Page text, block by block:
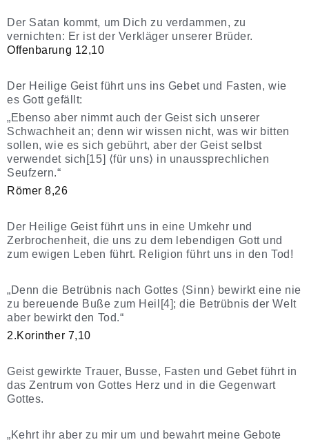
Der Satan kommt, um Dich zu verdammen, zu
vernichten: Er ist der Verkläger unserer Brüder.
Offenbarung 12,10
Der Heilige Geist führt uns ins Gebet und Fasten, wie
es Gott gefällt:
„Ebenso aber nimmt auch der Geist sich unserer
Schwachheit an; denn wir wissen nicht, was wir bitten
sollen, wie es sich gebührt, aber der Geist selbst
verwendet sich[15] ⟨für uns⟩ in unaussprechlichen
Seufzern.“
Römer 8,26
Der Heilige Geist führt uns in eine Umkehr und
Zerbrochenheit, die uns zu dem lebendigen Gott und
zum ewigen Leben führt. Religion führt uns in den Tod!
„Denn die Betrübnis nach Gottes ⟨Sinn⟩ bewirkt eine nie
zu bereuende Buße zum Heil[4]; die Betrübnis der Welt
aber bewirkt den Tod.“
2.Korinther 7,10
Geist gewirkte Trauer, Busse, Fasten und Gebet führt in
das Zentrum von Gottes Herz und in die Gegenwart
Gottes.
„Kehrt ihr aber zu mir um und bewahrt meine Gebote